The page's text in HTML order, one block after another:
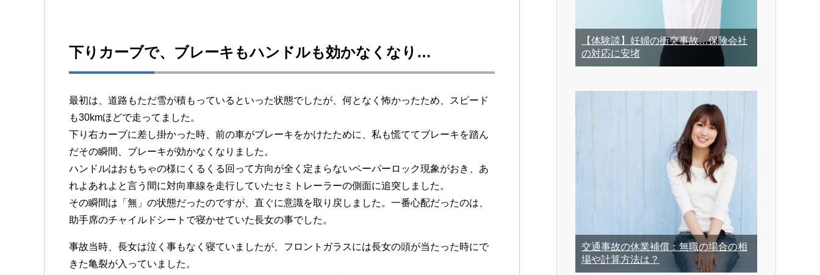
下りカーブで、ブレーキもハンドルも効かなくなり…
最初は、道路もただ雪が積もっているといった状態でしたが、何となく怖かったため、スピード
も30kmほどで走ってました。
下り右カーブに差し掛かった時、前の車がブレーキをかけたために、私も慌ててブレーキを踏ん
だその瞬間、ブレーキが効かなくなりました。
ハンドルはおもちゃの様にくるくる回って方向が全く定まらないペーパーロック現象がおき、あ
れよあれよと言う間に対向車線を走行していたセミトレーラーの側面に追突しました。
その瞬間は「無」の状態だったのですが、直ぐに意識を取り戻しました。一番心配だったのは、
助手席のチャイルドシートで寝かせていた長女の事でした。
事故当時、長女は泣く事もなく寝ていましたが、フロントガラスには長女の頭が当たった時にで
きた亀裂が入っていました。
【体験談】妊婦の衝突事故…保険会社
の対応に安堵
交通事故の休業補償：無職の場合の相
場や計算方法は？